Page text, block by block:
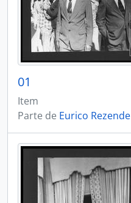
01
Item
Parte de Eurico Rezende